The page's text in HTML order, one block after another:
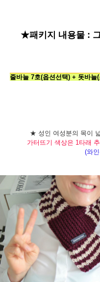
★패키지 내용물 :
줄바늘 7호(옵션선택) + 돗바
★ 성인 여성분의 목이
가터뜨기 색상은 1타래
(와